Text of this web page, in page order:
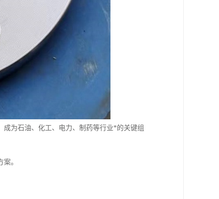
为石油、化工、电力、制药等行业*的关键组
。